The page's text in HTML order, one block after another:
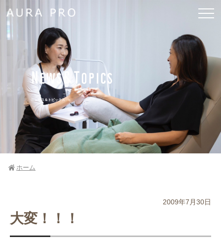
News&Topics
ニュース＆トピックス
ホーム
2009年7月30日
大変！！！